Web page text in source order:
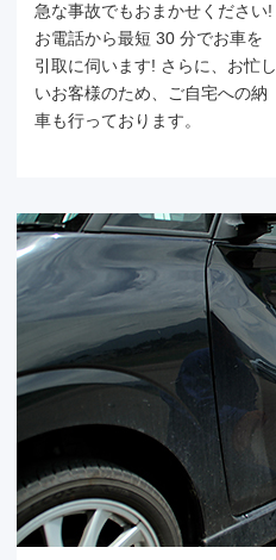
急な事故でもおまかせください!
お電話から最短 30 分でお車を
引取に伺います! さらに、お忙し
いお客様のため、ご自宅への納
車も行っております。